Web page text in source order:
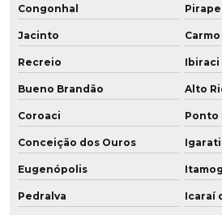
Congonhal
Jacinto
Recreio Ibiraci
Bueno Brandão Alto
Coroaci Ponto
Conceição dos Ouros
Eugenópolis
Pedralva Icaraí